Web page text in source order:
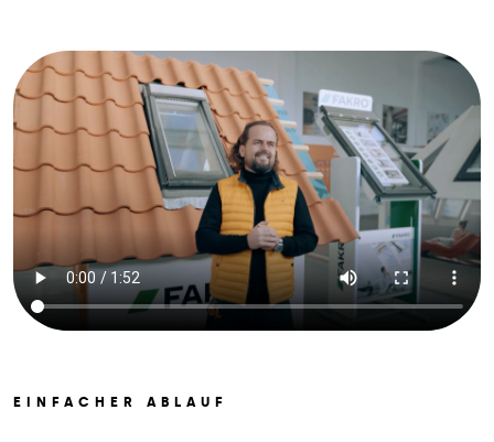
EINFACHER ABLAUF